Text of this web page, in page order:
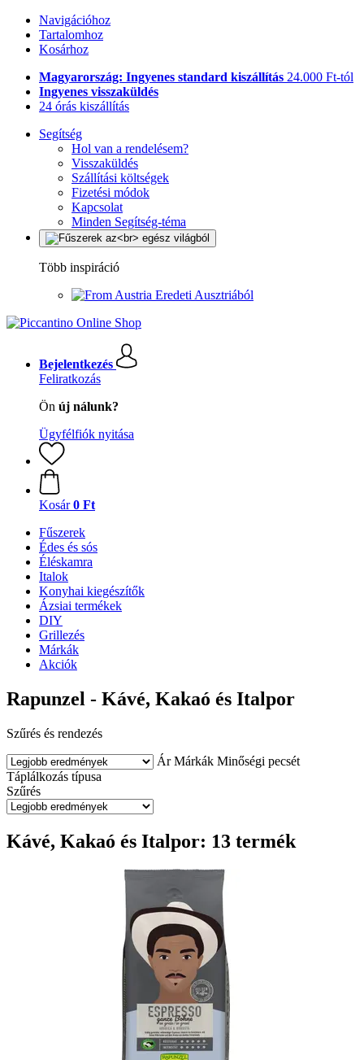
Navigációhoz
Tartalomhoz
Kosárhoz
Magyarország: Ingyenes standard kiszállítás 24.000 Ft-tól
Ingyenes visszaküldés
24 órás kiszállítás
Segítség
Hol van a rendelésem?
Visszaküldés
Szállítási költségek
Fizetési módok
Kapcsolat
Minden Segítség-téma
Több inspiráció
Eredeti Ausztriából
Bejelentkezés
Feliratkozás
Ön új nálunk?
Ügyfélfiók nyitása
Kosár 0 Ft
Fűszerek
Édes és sós
Éléskamra
Italok
Konyhai kiegészítők
Ázsiai termékek
DIY
Grillezés
Márkák
Akciók
Rapunzel - Kávé, Kakaó és Italpor
Szűrés és rendezés
Ár Márkák Minőségi pecsét
Táplálkozás típusa
Szűrés
Kávé, Kakaó és Italpor: 13 termék